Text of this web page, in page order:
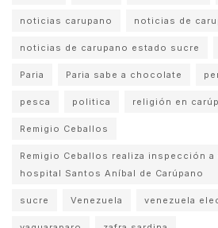
noticias carupano noticias de
noticias de carupano estado sucre
Paria Paria sabe a chocolate
pesca politica religión en
Remigio Ceballos
Remigio Ceballos realiza inspección
hospital Santos Aníbal de Carúpano
sucre Venezuela venezuela